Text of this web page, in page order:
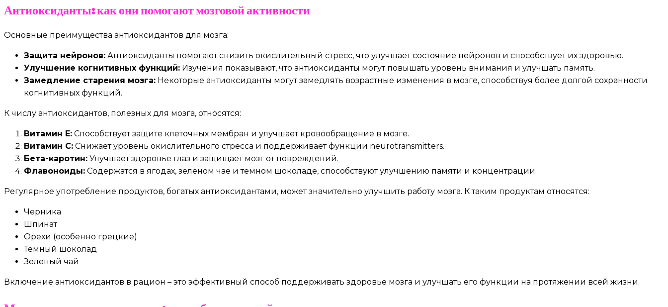
Антиоксиданты: как они помогают мозговой активности
Основные преимущества антиоксидантов для мозга:
Защита нейронов: Антиоксиданты помогают снизить окислительный стресс, что улучшает состояние нейронов и способствует их здоровью.
Улучшение когнитивных функций: Изучения показывают, что антиоксиданты могут повышать уровень внимания и улучшать память.
Замедление старения мозга: Некоторые антиоксиданты могут замедлять возрастные изменения в мозге, способствуя более долгой сохранности
когнитивных функций.
К числу антиоксидантов, полезных для мозга, относятся:
Витамин E: Способствует защите клеточных мембран и улучшает кровообращение в мозге.
Витамин C: Снижает уровень окислительного стресса и поддерживает функции neurotransmitters.
Бета-каротин: Улучшает здоровье глаз и защищает мозг от повреждений.
Флавоноиды: Содержатся в ягодах, зеленом чае и темном шоколаде, способствуют улучшению памяти и концентрации.
Регулярное употребление продуктов, богатых антиоксидантами, может значительно улучшить работу мозга. К таким продуктам относятся:
Черника
Шпинат
Орехи (особенно грецкие)
Темный шоколад
Зеленый чай
Включение антиоксидантов в рацион – это эффективный способ поддерживать здоровье мозга и улучшать его функции на протяжении всей жизни.